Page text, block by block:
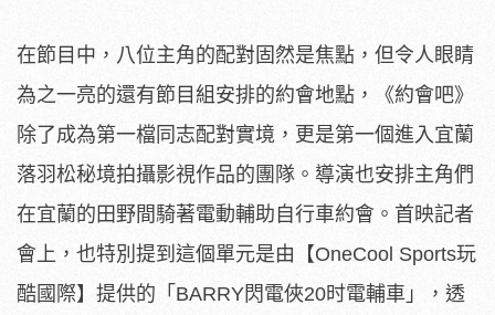
在節目中，八位主角的配對固然是焦點， 但令人眼睛
為之一亮的還有節目組安排的約會地點，《約會吧》
除了成為第一檔同志配對實境， 更是第一個進入宜蘭
落羽松秘境拍攝影視作品的團隊。 導演也安排主角們
在宜蘭的田野間騎著電動輔助自行車約會。 首映記者
會上，也特別提到這個單元是由【OneCool Sports玩
酷國際】提供的「BARRY閃電俠20时電輔車」
，透